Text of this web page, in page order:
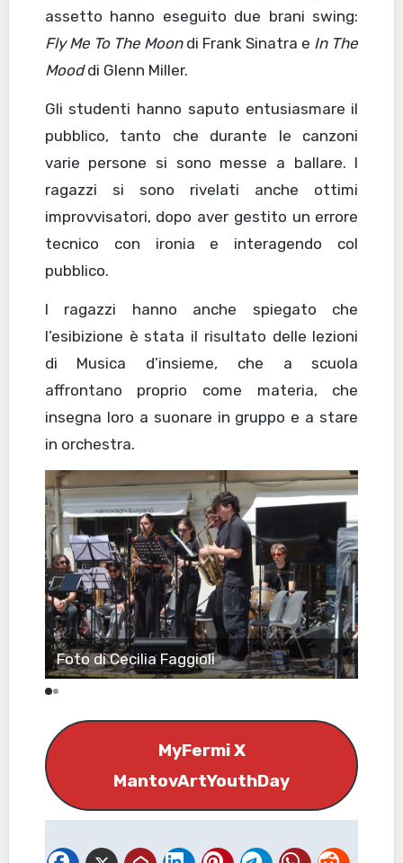
assetto hanno eseguito due brani swing:
Fly Me To The Moon di Frank Sinatra e In The
Mooddi Glenn Miller.
Gli studenti hanno saputo entusiasmare il
pubblico, tanto che durante le canzoni
varie persone si sono messe a ballare. I
ragazzi si sono rivelati anche ottimi
improvvisatori, dopo aver gestito un errore
tecnico con ironia e interagendo col
pubblico.
I ragazzi hanno anche spiegato che
l’esibizione è stata il risultato delle lezioni
di Musica d’insieme, che a scuola
affrontano proprio come materia, che
insegna loro a suonare in gruppo e a stare
in orchestra.
Foto di Cecilia Faggioli
MyFermi X
MantovArtYouthDay